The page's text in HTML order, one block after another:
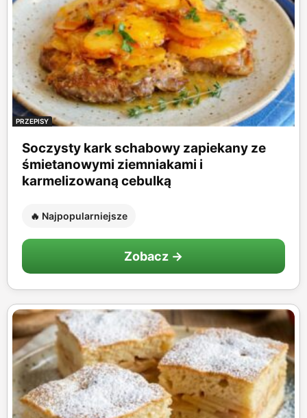
PRZEPISY
Soczysty kark schabowy zapiekany ze
śmietanowymi ziemniakami i
karmelizowaną cebulką
🔥 Najpopularniejsze
Zobacz →